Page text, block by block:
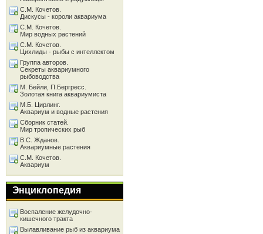
С.М. Кочетов.
Дискусы - короли аквариума
С.М. Кочетов.
Мир водных растений
С.М. Кочетов.
Цихлиды - рыбы с интеллектом
Группа авторов.
Секреты аквариумного
рыбоводства
М. Бейли, П.Бергресс.
Золотая книга аквариумиста
М.Б. Цирлинг.
Аквариум и водные растения
Сборник статей.
Мир тропических рыб
В.С. Жданов.
Аквариумные растения
С.М. Кочетов.
Аквариум
Энциклопедия
Воспаление желудочно-
кишечного тракта
Вылавливание рыб из аквариума